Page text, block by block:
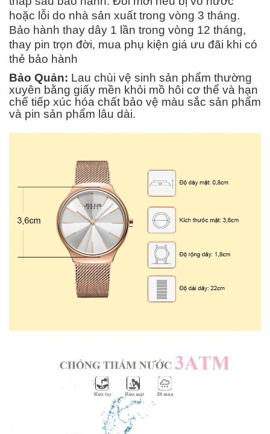
hoặc lỗi do nhà sản xuất trong vòng 3 tháng.
Bảo hành thay dây 1 lần trong vòng 12 tháng,
thay pin trọn đời, mua phụ kiện giá ưu đãi khi có
thẻ bảo hành
Bảo Quản: Lau chùi vệ sinh sản phẩm thường
xuyên bằng giấy mền khỏi mồ hôi cơ thể và hạn
chế tiếp xúc hóa chất bảo vệ màu sắc sản phẩm
và pin sản phẩm lâu dài.